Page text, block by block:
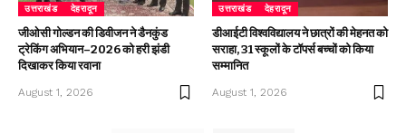
उत्तराखंड देहरादून
जीओसी गोल्डन की डिवीजन ने डैनकुंड
ट्रेकिंग अभियान–2026 को हरी झंडी
दिखाकर किया रवाना
August 1, 2026
उत्तराखंड देहरादून
डीआईटी विश्वविद्यालय ने छात्रों की मेहनत को
सराहा, 31 स्कूलों के टॉपर्स बच्चों को किया
सम्मानित
August 1, 2026